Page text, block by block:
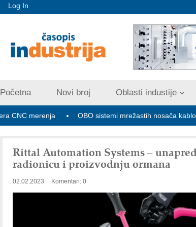
Log In
Početna Novi broj Oblasti industije
OBO sistemi mrežastih nosača kablova
Rittal Automation Systems –
radionicu i proizvodnju ormana
02.02.2023 Komentari: 0